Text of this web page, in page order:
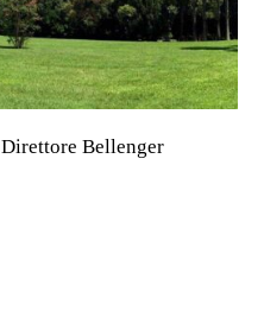
Bellenger